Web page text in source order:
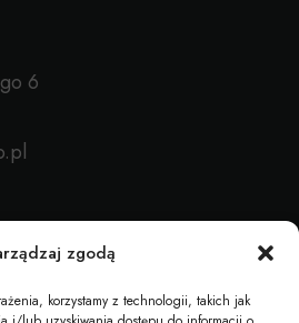
zgodą
korzystamy z technologii, takich jak
6